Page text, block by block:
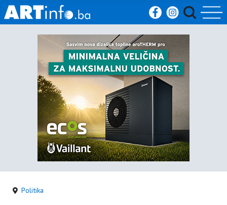
Početna
Vijesti
Sport
Kultura
Crna
kronika
Politika
Politika